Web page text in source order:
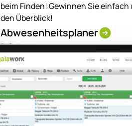
beim Finden! Gewinnen Sie
den Überblick!
Abwesenheitsplaner